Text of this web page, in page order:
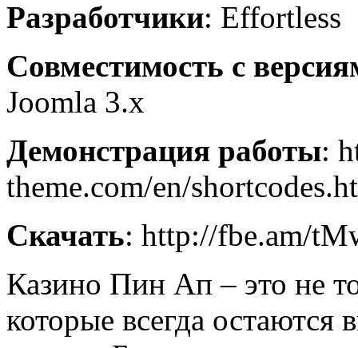
Разработчики: Effortless
Совместимость с
Joomla 3.x
Демонстрация работы:
theme.com/en/
Скачать: http://fbe.am/
Казино Пин Ап – это не
которые всегда